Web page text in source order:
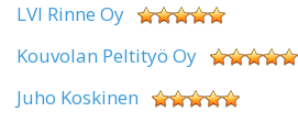
LVI Rinne Oy
Kouvolan Peltityö Oy
Juho Koskinen